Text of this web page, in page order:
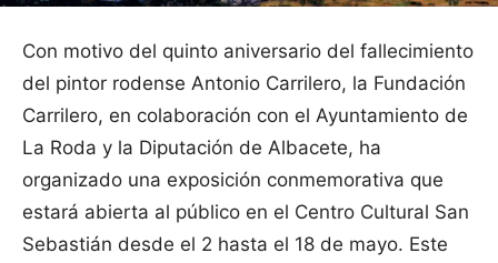
Con motivo del quinto aniversario del fallecimiento
del pintor rodense Antonio Carrilero, la Fundación
Carrilero, en colaboración con el Ayuntamiento de
La Roda y la Diputación de Albacete, ha
organizado una exposición conmemorativa que
estará abierta al público en el Centro Cultural San
Sebastián desde el 2 hasta el 18 de mayo. Este